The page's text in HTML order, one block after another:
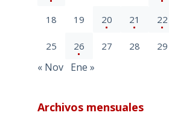
18 19 20 21 22
25 26 27 28 29
« Nov Ene »
Archivos mensuales